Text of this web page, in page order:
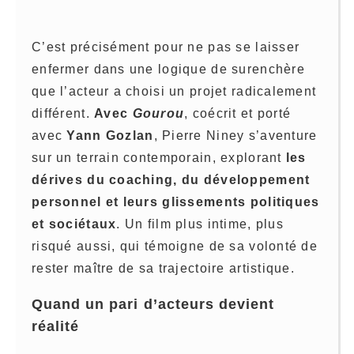
C’est précisément pour ne pas se laisser
enfermer dans une logique de surenchère
que l’acteur a choisi un projet radicalement
différent. Avec Gourou, coécrit et porté
avecYann Gozlan , Pierre Niney s’aventure
sur un terrain contemporain, explorant
les
dérives du coaching, du développement
personnel et leurs glissements politiques
et sociétaux. Un film plus intime, plus
risqué aussi, qui témoigne de sa volonté de
rester maître de sa trajectoire artistique.
Quand un pari d’acteurs devient
réalité